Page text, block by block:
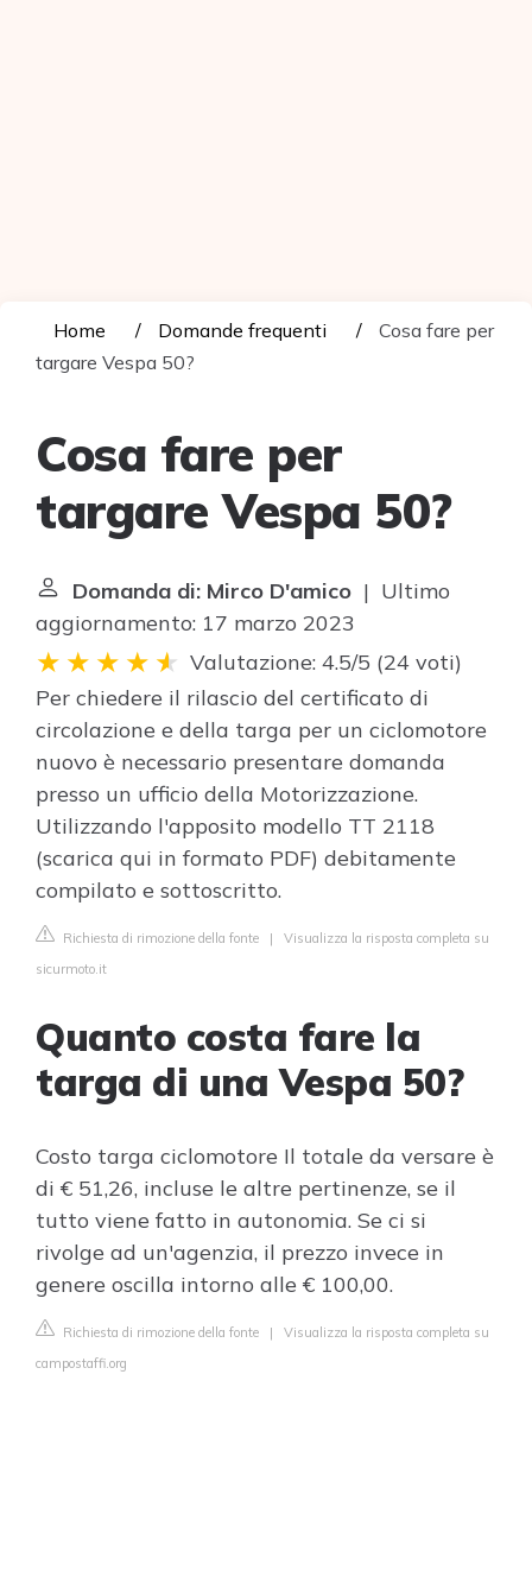
Home Domande frequenti
Cosa fare per
targare Vespa 50?
Cosa fare per
targare Vespa 50?
Domanda di: Mirco D'amico | Ultimo
aggiornamento: 17 marzo 2023
Valutazione: 4.5/5 (24 voti)
Per chiedere il rilascio del certificato di
circolazione e della targa per un ciclomotore
nuovo è necessario presentare domanda
presso un ufficio della Motorizzazione.
Utilizzando l'apposito modello TT 2118
(scarica qui in formato PDF) debitamente
compilato e sottoscritto.
Richiesta di rimozione della fonte | Visualizza la risposta completa su
sicurmoto.it
Quanto costa fare la
targa di una Vespa 50?
Costo targa ciclomotore Il totale da versare è
di € 51,26, incluse le altre pertinenze, se il
tutto viene fatto in autonomia. Se ci si
rivolge ad un'agenzia, il prezzo invece in
genere oscilla intorno alle € 100,00.
Richiesta di rimozione della fonte | Visualizza la risposta completa su
campostaffi.org